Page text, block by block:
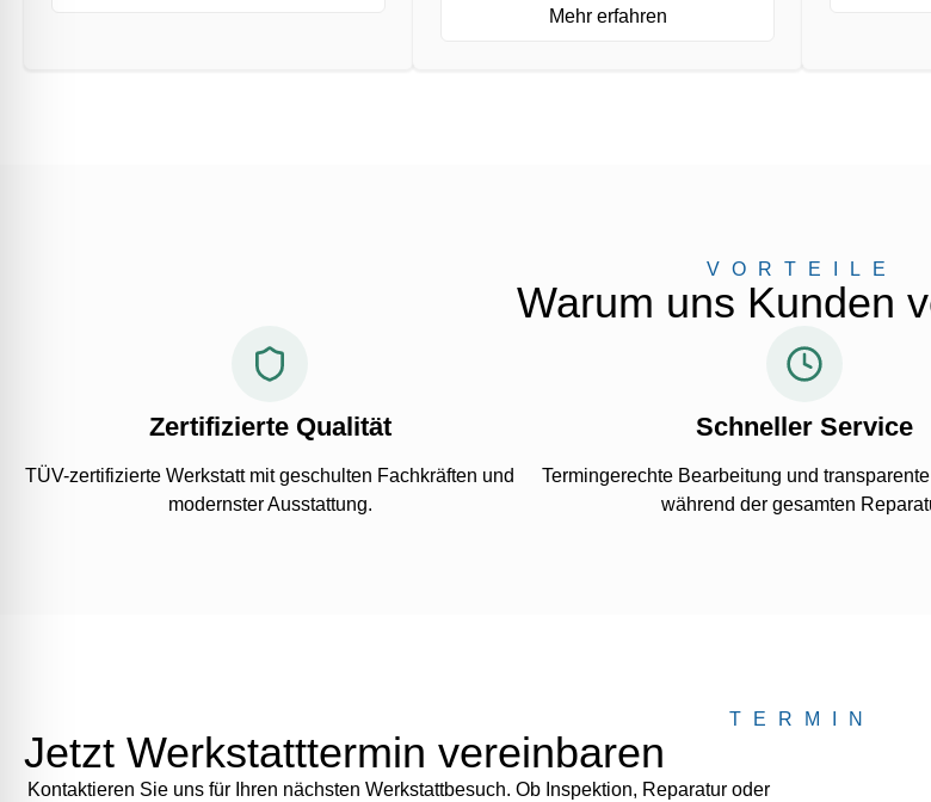
Mehr erfahren
VORTEILE
Warum uns Kunden
Zertifizierte Qualität
TÜV-zertifizierte Werkstatt mit geschulten Fachkräften und
modernster Ausstattung.
Schneller Service
Termingerechte Bearbeitung und
während der gesamten
TERMIN
Jetzt Werkstatttermin vereinbaren
Kontaktieren Sie uns für Ihren nächsten Werkstattbesuch. Ob Inspektion, Reparatur oder